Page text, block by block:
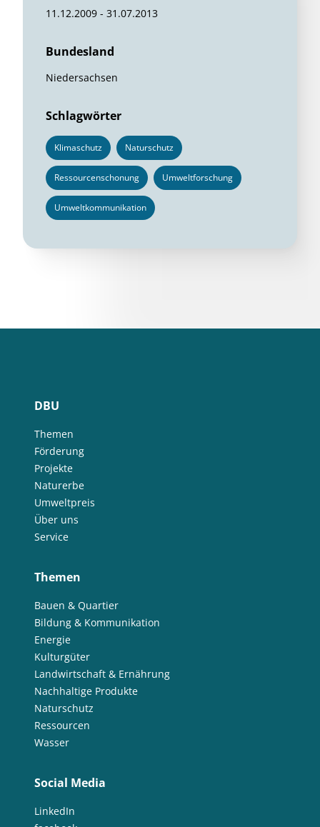
11.12.2009 - 31.07.2013
Bundesland
Niedersachsen
Schlagwörter
Klimaschutz Naturschutz
Ressourcenschonung Umweltforschung
Umweltkommunikation
DBU
Themen
Förderung
Projekte
Naturerbe
Umweltpreis
Über uns
Service
Themen
Bauen & Quartier
Bildung & Kommunikation
Energie
Kulturgüter
Landwirtschaft & Ernährung
Nachhaltige Produkte
Naturschutz
Ressourcen
Wasser
Social Media
LinkedIn